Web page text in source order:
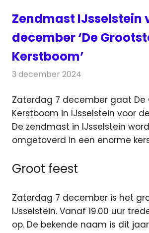
Zendmast IJsselstein
december ‘De
Kerstboom’
3 december 2024
Zaterdag 7 december gaat De
Kerstboom in IJsselstein voor
De zendmast in IJsselstein
omgetoverd in een enorme
Groot feest
Zaterdag 7 december is het
IJsselstein. Vanaf 19.00 uur
op. De bekende naam is dit